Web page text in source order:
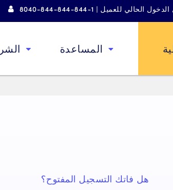
الحالي للعميل | 1-844-844-844-8040
المساعدة
هل فاتك التسجيل المفتوح؟